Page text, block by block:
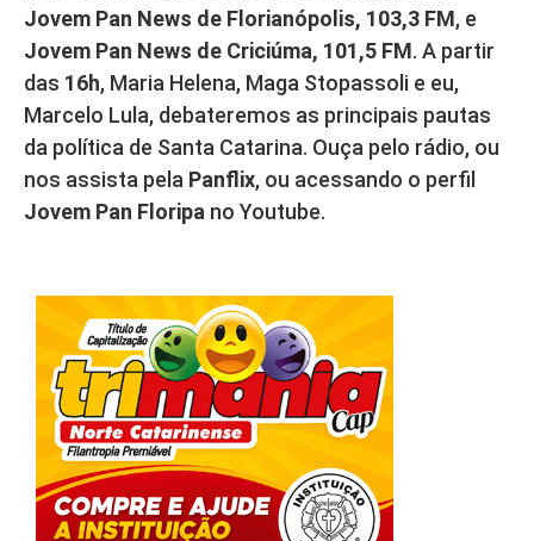
Jovem Pan News de Florianópolis, 103,3 FM, e
Jovem Pan News de Criciúma, 101,5 FM. A partir
das 16h, Maria Helena, Maga Stopassoli e eu,
Marcelo Lula, debateremos as principais pautas
da política de Santa Catarina. Ouça pelo rádio, ou
nos assista pela Panflix, ou acessando o perfil
Jovem Pan Floripa no Youtube.